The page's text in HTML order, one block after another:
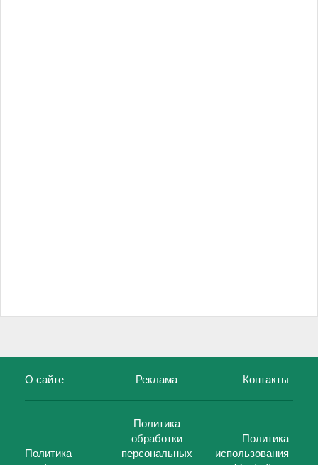
О сайте Реклама Контакты
Политика
Политика
обработки
персональных
Политика
использования